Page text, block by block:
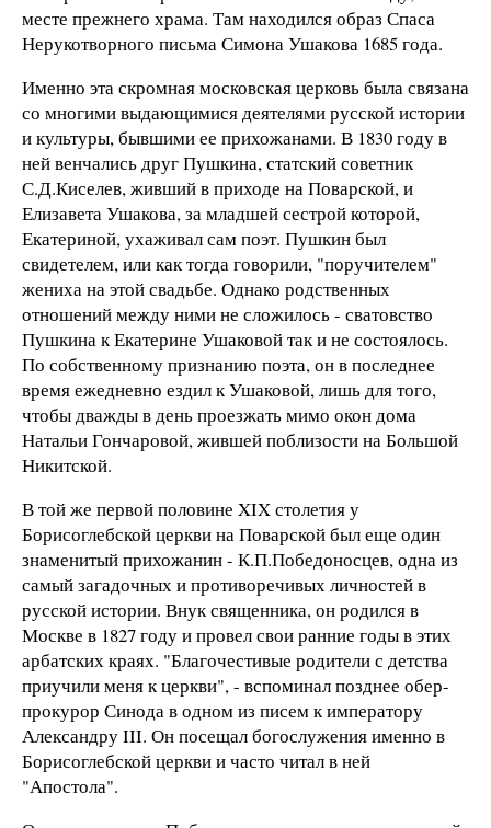
месте прежнего храма. Там находился образ Спаса
Нерукотворного письма Симона Ушакова 1685 года.
Именно эта скромная московская церковь была связана
со многими выдающимися деятелями русской истории
и культуры, бывшими ее прихожанами. В 1830 году в
ней венчались друг Пушкина, статский советник
С.Д.Киселев, живший в приходе на Поварской, и
Елизавета Ушакова, за младшей сестрой которой,
Екатериной, ухаживал сам поэт. Пушкин был
свидетелем, или как тогда говорили, "поручителем"
жениха на этой свадьбе. Однако родственных
отношений между ними не сложилось - сватовство
Пушкина к Екатерине Ушаковой так и не состоялось.
По собственному признанию поэта, он в последнее
время ежедневно ездил к Ушаковой, лишь для того,
чтобы дважды в день проезжать мимо окон дома
Натальи Гончаровой, жившей поблизости на Большой
Никитской.
В той же первой половине XIX столетия у
Борисоглебской церкви на Поварской был еще один
знаменитый прихожанин - К.П.Победоносцев, одна из
самый загадочных и противоречивых личностей в
русской истории. Внук священника, он родился в
Москве в 1827 году и провел свои ранние годы в этих
арбатских краях. "Благочестивые родители с детства
приучили меня к церкви", - вспоминал позднее обер-
прокурор Синода в одном из писем к императору
Александру III. Он посещал богослужения именно в
Борисоглебской церкви и часто читал в ней
"Апостола".